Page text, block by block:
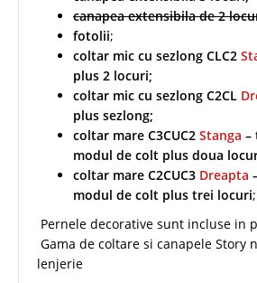
canapea extensibila de 2
fotolii;
coltar mic cu sezlong CLC2
plus 2 locuri;
coltar mic cu sezlong C2CL
plus sezlong;
coltar mare C3CUC2 Stanga –
modul de colt plus doua
coltar mare C2CUC3 Dreapta
modul de colt plus trei locuri;
Pernele decorative sunt incluse in
Gama de coltare si canapele Story
lenjerie